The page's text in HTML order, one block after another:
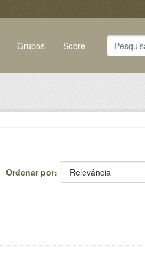
Grupos Sobre
Ordenar por